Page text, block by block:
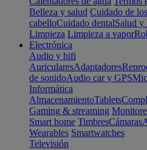
Belleza y salud Cuidado de
cabelloCuidado dentalSalud y
Limpieza Limpieza a vapor
Electrónica
Audio y hifi
AuricularesAdaptadores
de sonidoAudio car y GPS
Informática
AlmacenamientoTablets
Gaming & streaming
Smart home TimbresCámaras
Wearables Smartwatches
Televisión